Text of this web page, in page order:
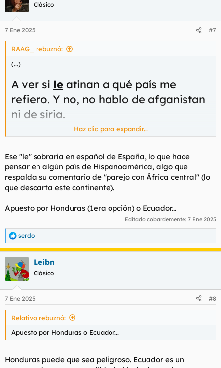
Clásico
7 Ene 2025 #7
RAAG_ rebuznó:
(...)
A ver si le atinan a qué país me
refiero. Y no, no hablo de afganistan
ni de siria.
(...)
Haz clic para expandir...
Ese "le" sobraría en español de España, lo que hace
pensar en algún país de Hispanoamérica, algo que
respalda su comentario de "parejo con África central" (lo
que descarta este continente).
Apuesto por Honduras (1era opción) o Ecuador...
Editado cobardemente: 7 Ene 2025
R
e
a
c
c
i
e
s
serdo
Leibn
Clásico
7 Ene 2025 #8
Relativo rebuznó:
Apuesto por Honduras o Ecuador...
Honduras puede que sea peligroso. Ecuador es un